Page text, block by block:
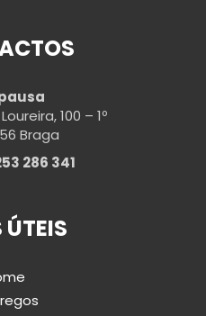
100 – 1º
Braga
286 341
ÚTEIS